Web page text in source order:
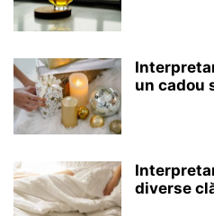
un cadou
diverse